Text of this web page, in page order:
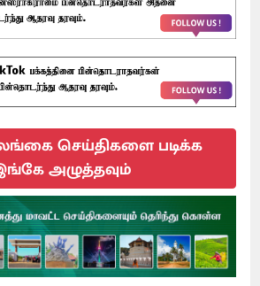
செய்திகளை படிக்க
அழுத்தவும்